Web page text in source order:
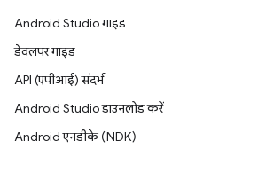
Android Studio गाइड
डेवलपर गाइड
API (एपीआई) संदर्भ
Android Studio डाउनलोड करें
Android एनडीके (NDK)